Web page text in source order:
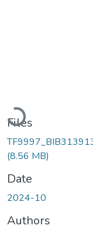
Loading...
Files
(8.56 MB)
Date
2024-10
Authors